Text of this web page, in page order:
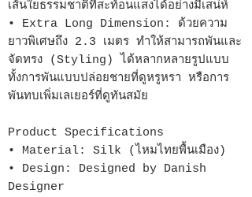
เส้นใยธรรมชาติที่สะท้อนแสงได้อย่างมีเสน่ห์
• Extra Long Dimension: ด้วยความ
ยาวพิเศษถึง 2.3 เมตร ทำให้สามารถพันและ
จัดทรง (Styling) ได้หลากหลายรูปแบบ
ทั้งการพันแบบปล่อยชายที่ดูหรูหรา หรือการ
พันทบเพิ่มเลเยอร์ที่ดูทันสมัย
Product Specifications
• Material: Silk (ไหมไทยพื้นเมือง)
• Design: Designed by Danish
Designer